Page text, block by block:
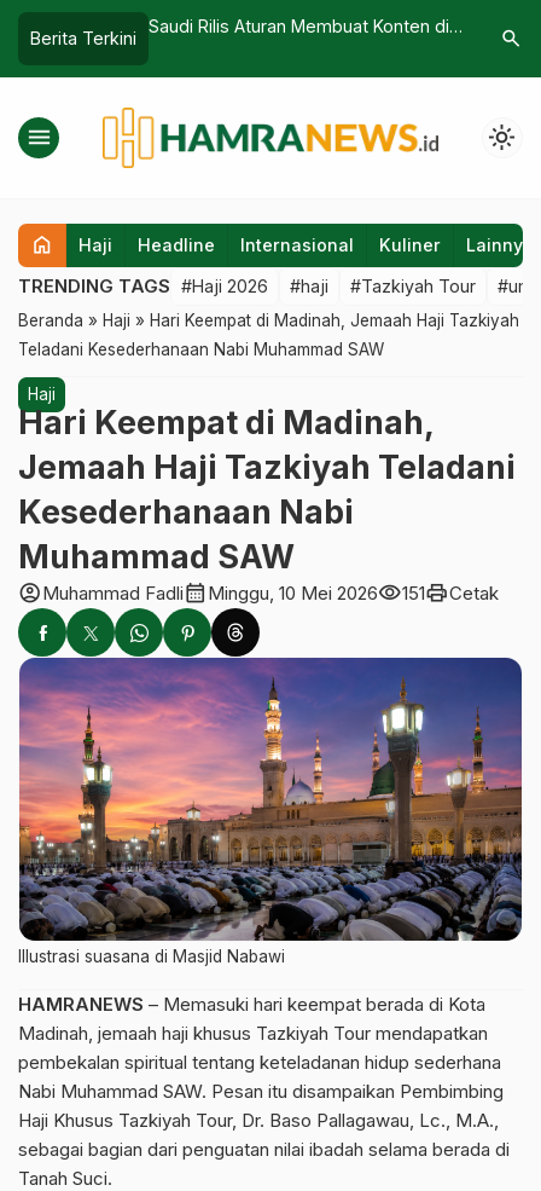
Berita Terkini
Membuat Konten di
Arab Saudi Luncurkan Visa Umrah
Balik Selama Setahun
search
menu light_mode
home Haji Headline Internasional Kuliner Lainnya
TRENDING TAGS #Haji 2026 #haji #Tazkiyah Tour
Beranda » Haji » Hari Keempat di Madinah, Jemaah Haji Tazkiyah
Teladani Kesederhanaan Nabi Muhammad SAW
Haji
Hari Keempat di Madinah,
Jemaah Haji Tazkiyah Teladani
Kesederhanaan Nabi
Muhammad SAW
account_circleMuhammad Fadlicalendar_month Minggu, 10 Mei 2026visibility151printCetak
Illustrasi suasana di Masjid Nabawi
HAMRANEWS – Memasuki hari keempat berada di Kota
Madinah, jemaah haji khusus Tazkiyah Tour mendapatkan
pembekalan spiritual tentang keteladanan hidup sederhana
Nabi Muhammad SAW. Pesan itu disampaikan Pembimbing
Haji Khusus Tazkiyah Tour, Dr. Baso Pallagawau, Lc., M.A.,
sebagai bagian dari penguatan nilai ibadah selama berada di
Tanah Suci.